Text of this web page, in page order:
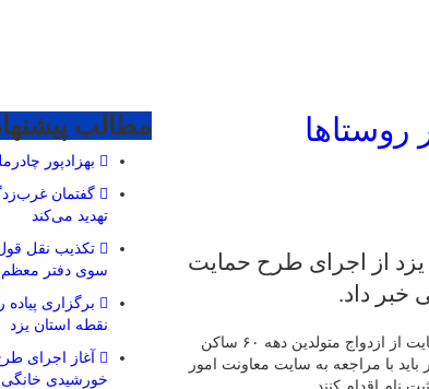
یزد از اجرای طرح حمایت
محمدحسین طالبی گفت: در خصوص حمایت از ازدواج متولدین دهه ۶۰ ساکن
با مراجعه به سایت معاونت امور
مطالب
بهزادپور
گفتمان
تهدید می‌کند
تکذیب نقل
سوی دفتر
نقطه استان یزد
آغاز اجرای
خورشیدی خانگی